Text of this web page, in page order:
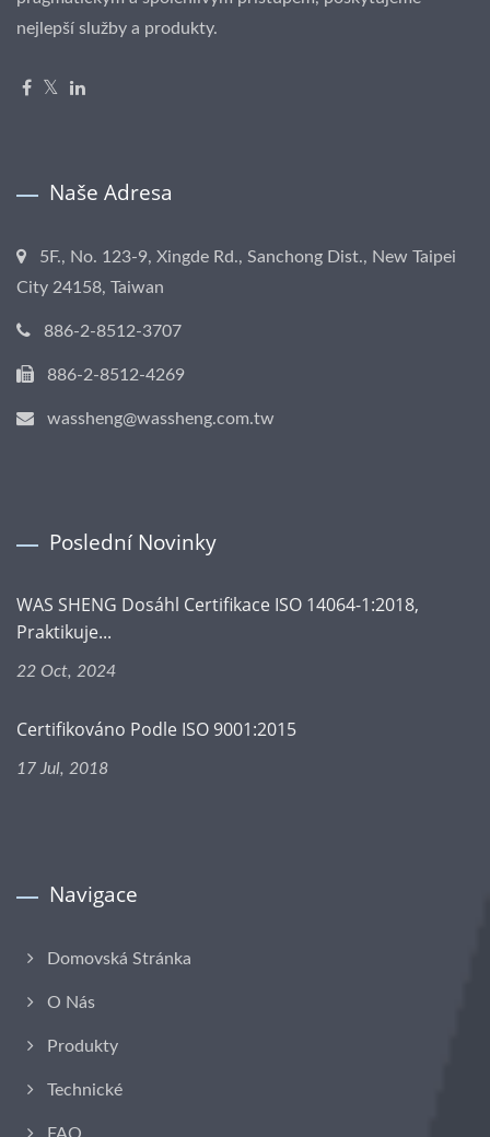
nejlepší služby a produkty.
Naše Adresa
5F., No. 123-9, Xingde Rd., Sanchong Dist., New Taipei
City 24158, Taiwan
886-2-8512-3707
886-2-8512-4269
wassheng@wassheng.com.tw
Poslední Novinky
WAS SHENG Dosáhl Certifikace ISO 14064-1:2018,
Praktikuje...
22 Oct, 2024
Certifikováno Podle ISO 9001:2015
17 Jul, 2018
Navigace
Domovská Stránka
O Nás
Produkty
Technické
FAQ